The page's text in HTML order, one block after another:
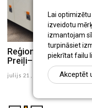
Lai
izveidotu
izmantojam
turpināsiet
piekrītat failu
Akceptēt
Reģionālo autobusu
Preiļi–Rudzāti no
julijs 21 , 2026
Preiļos atklās
iedvesmotu aktīvās
julijs 16 , 2026